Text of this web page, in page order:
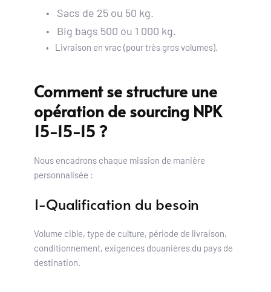
Sacs de 25 ou 50 kg.
Big bags 500 ou 1 000 kg.
Livraison en vrac (pour très gros volumes).
Comment se structure une
opération de sourcing NPK
15-15-15 ?
Nous encadrons chaque mission de manière
personnalisée :
1-Qualification du besoin
Volume cible, type de culture, période de livraison,
conditionnement, exigences douanières du pays de
destination.